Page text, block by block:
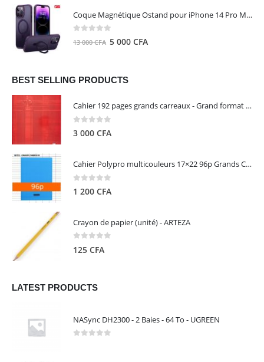
était :
000 CFA.
000 CFA.
Coque Magnétique Ostand pour iPhone 14 Pro Max - Violet Foncé - TORRAS
13 000CFA Le
était :
000 CFA.
5 000 CFA
000 CFA.
BEST SELLING PRODUCTS
Cahier 192 pages grands carreaux - Grand format - Brochure dos toilé - 24x32 cm - Papier blanc 90 g - Couverture carte pelliculée couleur aléatoire - Clairefontaine
3 000 CFA
Cahier Polypro multicouleurs 17×22 96p Grands Carreaux Séyès 90g - CALLIGRAPHE
1 200 CFA
Crayon de papier (unité) - ARTEZA
125 CFA
LATEST PRODUCTS
NASync DH2300 - 2 Baies - 64 To - UGREEN